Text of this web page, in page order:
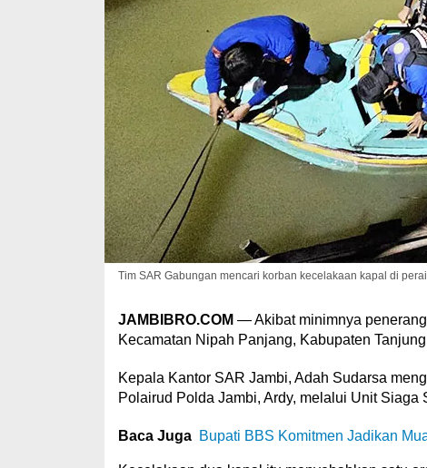
Tim SAR Gabungan mencari korban kecelakaan kapal di
JAMBIBRO.COM — Akibat minimnya
Kecamatan Nipah Panjang, Kabupaten
Kepala Kantor SAR Jambi, Adah Sudarsa
Polairud Polda Jambi, Ardy, melalui Unit Siaga
Baca Juga Bupati BBS Komitmen Jadikan